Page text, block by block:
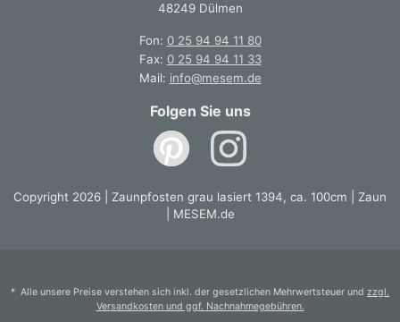
48249 Dülmen
Fon: 0 25 94 94 11 80
Fax: 0 25 94 94 11 33
Mail: info@mesem.de
Folgen Sie uns
Copyright 2026 | Zaunpfosten grau lasiert 1394, ca. 100cm | Zaun
| MESEM.de
* Alle unsere Preise verstehen sich inkl. der gesetzlichen Mehrwertsteuer und zzgl.
Versandkosten und ggf. Nachnahmegebühren.